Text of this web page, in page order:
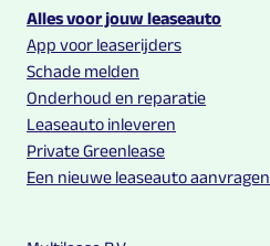
Alles voor jouw leaseauto
App voor leaserijders
Schade melden
Onderhoud en reparatie
Leaseauto inleveren
Private Greenlease
Een nieuwe leaseauto aanvragen